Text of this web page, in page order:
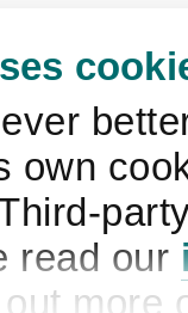
own
read our
more